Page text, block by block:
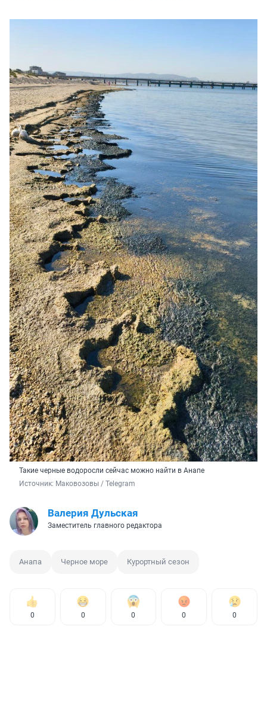
Такие черные водоросли сейчас можно найти в Анапе
Источник: Маковозовы / Telegram
Валерия Дульская
Заместитель главного редактора
Анапа Черное море Курортный сезон
0 0 0 0 0